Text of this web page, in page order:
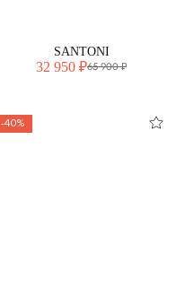
SANTONI
32 950 ₽65 900 ₽
-40%